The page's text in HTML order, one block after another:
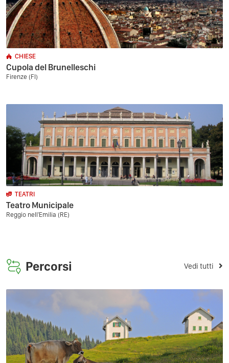
CHIESE
Cupola del Brunelleschi
Firenze (FI)
TEATRI
Teatro Municipale
Reggio nell'Emilia (RE)
Percorsi Vedi tutti